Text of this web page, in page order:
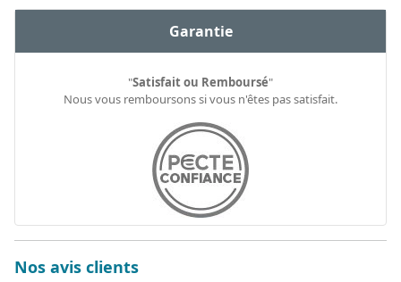
Garantie
"Satisfait ou Remboursé"
Nous vous remboursons si vous n'êtes pas satisfait.
Nos avis clients